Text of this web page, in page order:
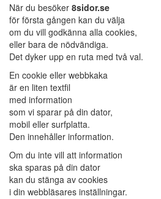
När du besöker 8sidor.se
för första gången kan du välja
om du vill godkänna alla cookies,
eller bara de nödvändiga.
Det dyker upp en ruta med två val.
En cookie eller webbkaka
är en liten textfil
med information
som vi sparar på din dator,
mobil eller surfplatta.
Den innehåller information.
Om du inte vill att information
ska sparas på din dator
kan du stänga av cookies
i din webbläsares inställningar.